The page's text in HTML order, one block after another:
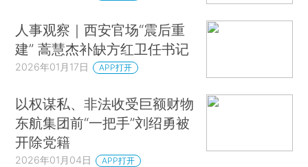
人事观察｜西安官场“震后重
建” 蒿慧杰补缺方红卫任书记
2026年01月17日 APP打开
以权谋私、非法收受巨额财物
东航集团前“一把手”刘绍勇被
开除党籍
2026年01月04日 APP打开